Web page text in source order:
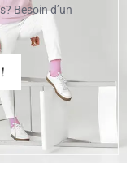
Besoin d’un